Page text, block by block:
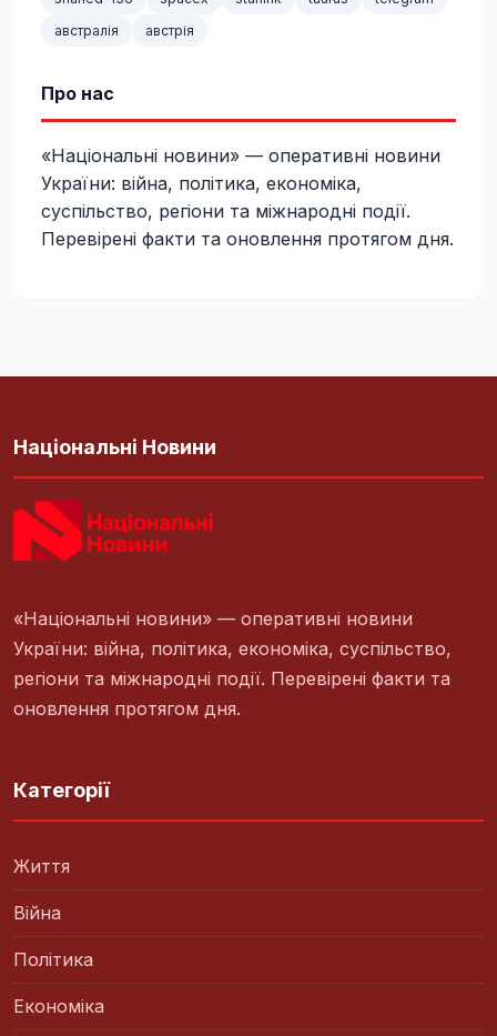
австралія
австрія
Про нас
«Національні новини» — оперативні новини
України: війна, політика, економіка,
суспільство, регіони та міжнародні події.
Перевірені факти та оновлення протягом дня.
Національні Новини
«Національні новини» — оперативні новини
України: війна, політика, економіка, суспільство,
регіони та міжнародні події. Перевірені факти та
оновлення протягом дня.
Категорії
Життя
Війна
Політика
Економіка